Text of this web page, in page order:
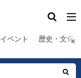
イベント 歴史・文化